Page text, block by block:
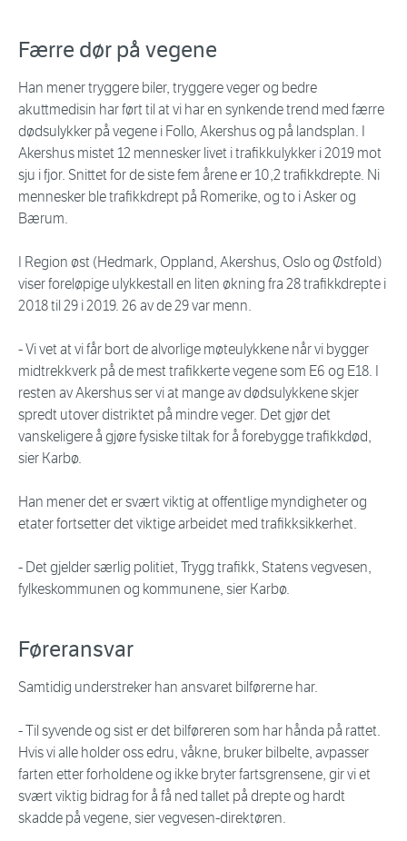
Færre dør på vegene
Han mener tryggere biler, tryggere veger og bedre
akuttmedisin har ført til at vi har en synkende trend med færre
dødsulykker på vegene i Follo, Akershus og på landsplan. I
Akershus mistet 12 mennesker livet i trafikkulykker i 2019 mot
sju i fjor. Snittet for de siste fem årene er 10,2 trafikkdrepte. Ni
mennesker ble trafikkdrept på Romerike, og to i Asker og
Bærum.
I Region øst (Hedmark, Oppland, Akershus, Oslo og Østfold)
viser foreløpige ulykkestall en liten økning fra 28 trafikkdrepte i
2018 til 29 i 2019. 26 av de 29 var menn.
- Vi vet at vi får bort de alvorlige møteulykkene når vi bygger
midtrekkverk på de mest trafikkerte vegene som E6 og E18. I
resten av Akershus ser vi at mange av dødsulykkene skjer
spredt utover distriktet på mindre veger. Det gjør det
vanskeligere å gjøre fysiske tiltak for å forebygge trafikkdød,
sier Karbø.
Han mener det er svært viktig at offentlige myndigheter og
etater fortsetter det viktige arbeidet med trafikksikkerhet.
- Det gjelder særlig politiet, Trygg trafikk, Statens vegvesen,
fylkeskommunen og kommunene, sier Karbø.
Føreransvar
Samtidig understreker han ansvaret bilførerne har.
- Til syvende og sist er det bilføreren som har hånda på rattet.
Hvis vi alle holder oss edru, våkne, bruker bilbelte, avpasser
farten etter forholdene og ikke bryter fartsgrensene, gir vi et
svært viktig bidrag for å få ned tallet på drepte og hardt
skadde på vegene, sier vegvesen-direktøren.